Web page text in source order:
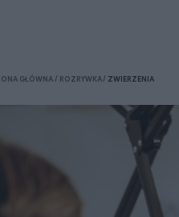
GŁÓWNA ROZRYWKA ZWIERZENIA